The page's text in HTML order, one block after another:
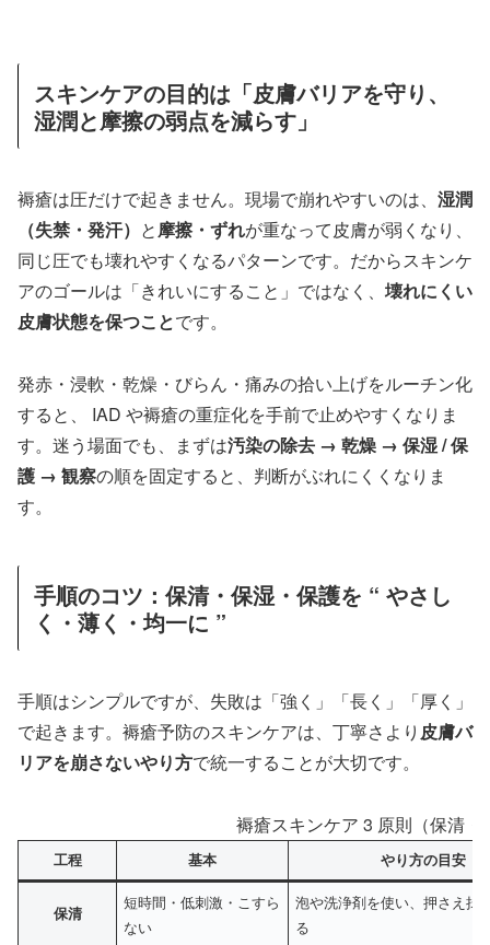
スキンケアの目的は「皮膚バリアを守り、
湿潤と摩擦の弱点を減らす」
褥瘡は圧だけで起きません。現場で崩れやすいのは、 湿潤
（失禁・発汗） と摩擦・ずれが重なって皮膚が弱くなり、
同じ圧でも壊れやすくなるパターンです。だからスキンケ
アのゴールは「きれいにすること」ではなく、 壊れにくい
皮膚状態を保つことです。
発赤・浸軟・乾燥・びらん・痛みの拾い上げをルーチン化
すると、 IAD や褥瘡の重症化を手前で止めやすくなりま
す。迷う場面でも、まずは汚染の除去 → 乾燥 → 保湿 / 保
護 → 観察の順を固定すると、判断がぶれにくくなりま
す。
手順のコツ：保清・保湿・保護を “ やさし
く・薄く・均一に ”
手順はシンプルですが、失敗は「強く」「長く」「厚く」
で起きます。褥瘡予防のスキンケアは、丁寧さより 皮膚バ
リアを崩さないやり方で統一することが大切です。
褥瘡スキンケア 3 原則（保清・
工程 基本 やり方の目安
保清
短時間・低刺激・こすら
ない
泡や洗浄剤を使い、押さえ拭
る